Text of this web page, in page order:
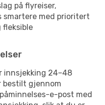
på flyreiser,
smartere med prioritert
fleksible
innsjekking 24–48
bestilt gjennom
e-post med